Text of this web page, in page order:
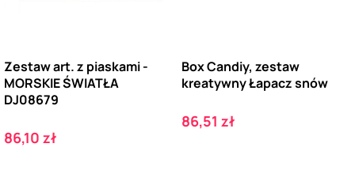
Zestaw art. z piaskami -
MORSKIE ŚWIATŁA
DJ08679
Cena
86,10 zł
Box Candiy, zestaw
kreatywny Łapacz snów
Cena
86,51 zł